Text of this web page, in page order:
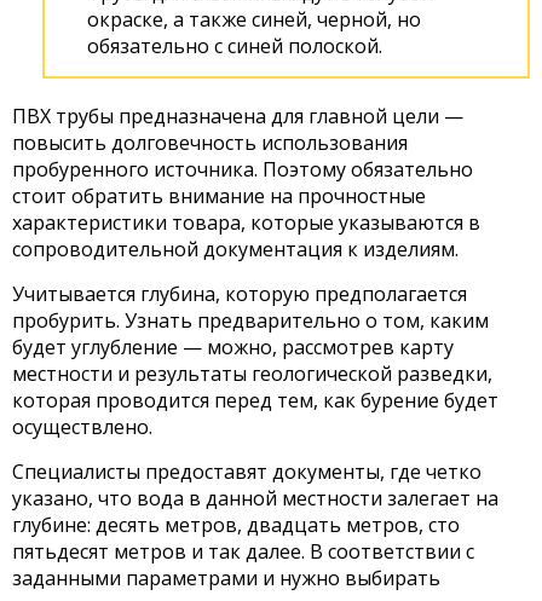
окраске, а также синей, черной, но
обязательно с синей полоской.
ПВХ трубы предназначена для главной цели —
повысить долговечность использования
пробуренного источника. Поэтому обязательно
стоит обратить внимание на прочностные
характеристики товара, которые указываются в
сопроводительной документация к изделиям.
Учитывается глубина, которую предполагается
пробурить. Узнать предварительно о том, каким
будет углубление — можно, рассмотрев карту
местности и результаты геологической разведки,
которая проводится перед тем, как бурение будет
осуществлено.
Специалисты предоставят документы, где четко
указано, что вода в данной местности залегает на
глубине: десять метров, двадцать метров, сто
пятьдесят метров и так далее. В соответствии с
заданными параметрами и нужно выбирать